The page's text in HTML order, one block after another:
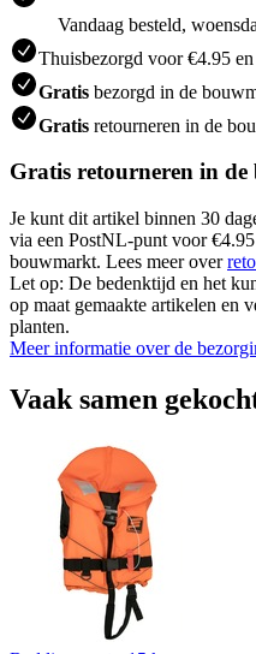
Vandaag besteld,
Thuisbezorgd voor €4.95
Gratis bezorgd in de
Gratis retourneren in de
Gratis retourneren in
Je kunt dit artikel binnen 30
via een PostNL-punt voor
bouwmarkt. Lees meer over
Let op: De bedenktijd en het
op maat gemaakte artikelen en
planten.
Meer informatie over de
Vaak samen